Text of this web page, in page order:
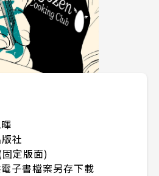
社
定版面)
子書檔案另存下載